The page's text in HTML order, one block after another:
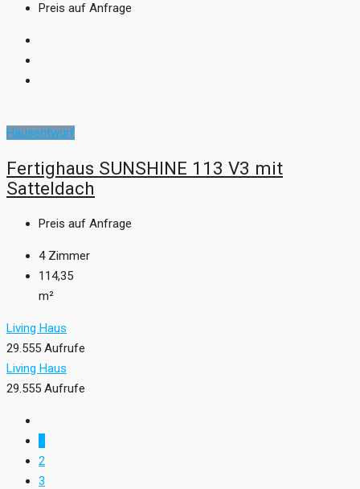
Preis auf Anfrage
Hausentwurf
Fertighaus SUNSHINE 113 V3 mit
Satteldach
Preis auf Anfrage
4 Zimmer
114,35
m²
Living Haus
29.555 Aufrufe
Living Haus
29.555 Aufrufe
2
3